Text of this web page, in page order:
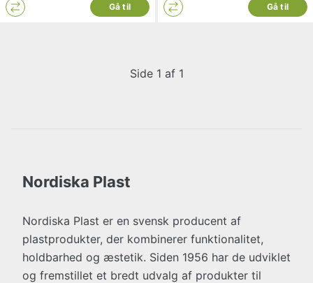
Gå til Gå til
Side 1 af 1
Nordiska Plast
Nordiska Plast er en svensk producent af
plastprodukter, der kombinerer funktionalitet,
holdbarhed og æstetik. Siden 1956 har de udviklet
og fremstillet et bredt udvalg af produkter til